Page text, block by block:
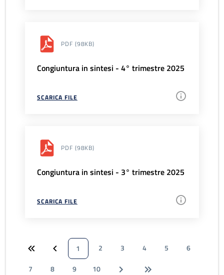
PDF (98KB)
Congiuntura in sintesi - 4° trimestre 2025
SCARICA FILE
PDF (98KB)
Congiuntura in sintesi - 3° trimestre 2025
SCARICA FILE
1 2 3 4 5
6
7
8 9 10